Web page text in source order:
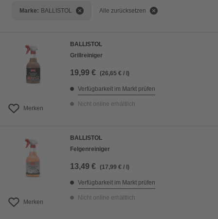
Bewertung
Marke: BALLISTOL Alle zurücksetzen
Merken
BALLISTOL
Grillreiniger
19,99 € (26,65 € / l)
Verfügbarkeit im Markt prüfen
Nicht online erhältlich
Merken
BALLISTOL
Felgenreiniger
13,49 € (17,99 € / l)
Verfügbarkeit im Markt prüfen
Nicht online erhältlich